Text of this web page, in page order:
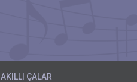
AKILLI ÇALAR